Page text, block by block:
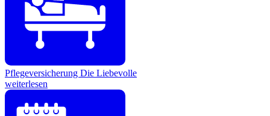
Pflegeversicherung Die Liebevolle
weiterlesen